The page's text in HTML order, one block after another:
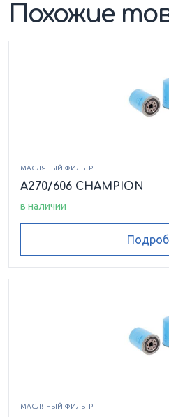
Похожие
МАСЛЯНЫЙ ФИЛЬТР
A270/606 CHAMPION
в наличии
МАСЛЯНЫЙ ФИЛЬТР